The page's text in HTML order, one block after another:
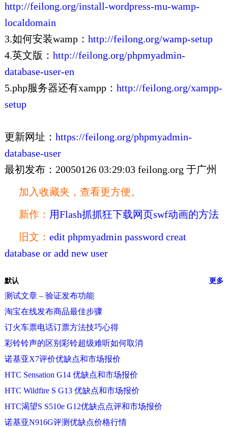
http://feilong.org/install-wordpress-mu-wamp-
localdomain
3.如何安装wamp： http://feilong.org/wamp-setup
4.英文版： http://feilong.org/phpmyadmin-
database-user-en
5.php服务器还有xampp： http://feilong.org/xampp-
setup
更新网址： https://feilong.org/phpmyadmin-
database-user
最初发布：20050126 03:29:03 feilong.org 于广州
加入收藏夹，查看更方便。
新作： 用Flash抓抓狂下载网页swf动画的方法
旧文： edit phpmyadmin password creat
database or add new user
默认 更多
测试文章 – 验证发布功能
淘宝在线发布商品最佳步骤
订火车票电话订票方法技巧心得
彩铃铃声的区别彩铃超级难听如何取消
诺基亚X7评价优缺点和市场报价
HTC Sensation G14 优缺点和市场报价
HTC Wildfire S G13 优缺点和市场报价
HTC渴望S S510e G12优缺点点评和市场报价
诺基亚N916G评测优缺点价格行情